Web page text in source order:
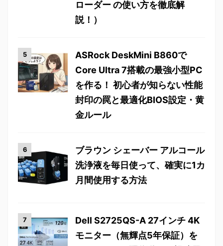
ローダー の使い方を徹底解
説！）
ASRock DeskMini B860で
Core Ultra 7搭載の最強小型PC
を作る！ 初心者が知らない性能
封印の罠と最適化BIOS設定・黄
金ルール
ブラウン シェーバー アルコール
洗浄液を毎日使って、確実に1カ
月間使用する方法
Dell S2725QS-A 27インチ 4K
モニター（無輝点5年保証）を